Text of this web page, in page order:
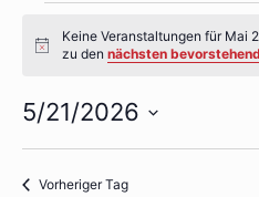
für
Mai
21,
2026
Hinweis
Keine Veranstaltungen für Mai
zu den nächsten
5/21/2026
Vorheriger Tag